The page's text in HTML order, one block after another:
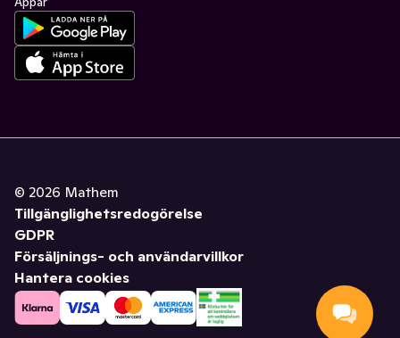
© 2026 Mathem
Tillgänglighetsredogörelse
GDPR
Försäljnings- och användarvillkor
Hantera cookies